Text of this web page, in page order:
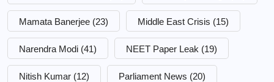
Mamata Banerjee (23) Middle East Crisis (15)
Narendra Modi (41) NEET Paper Leak (19)
Nitish Kumar (12) Parliament News (20)